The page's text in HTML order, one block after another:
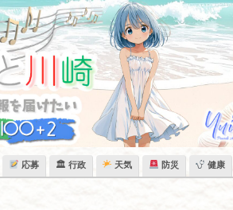
応募 🏛 行政 天気 防災 健康